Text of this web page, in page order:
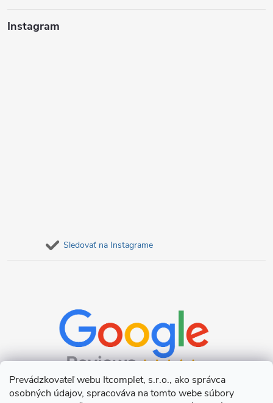
Prevádzkovateľ webu Itcomplet, s.r.o., ako správca
osobných údajov, spracováva na tomto webe súbory
Instagram
Sledovať na Instagrame